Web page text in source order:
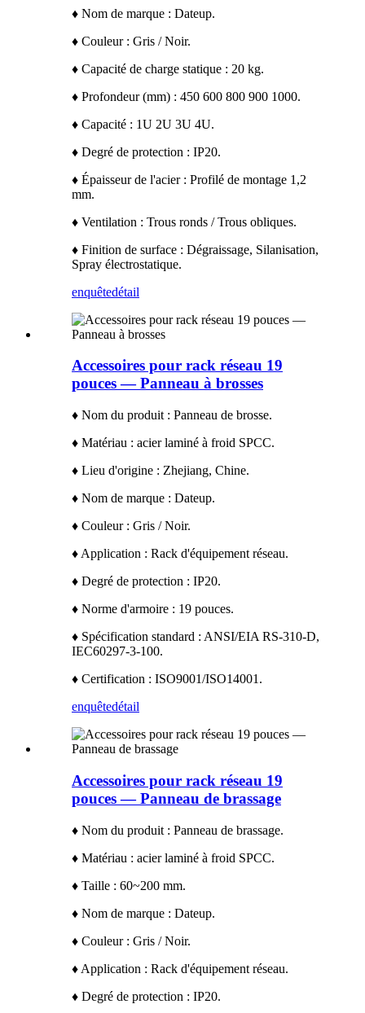
♦ Nom de marque : Dateup.
♦ Couleur : Gris / Noir.
♦ Capacité de charge statique : 20 kg.
♦ Profondeur (mm) : 450 600 800 900 1000.
♦ Capacité : 1U 2U 3U 4U.
♦ Degré de protection : IP20.
♦ Épaisseur de l'acier : Profilé de montage 1,2
mm.
♦ Ventilation : Trous ronds / Trous obliques.
♦ Finition de surface : Dégraissage, Silanisation,
Spray électrostatique.
enquêtedétail
Accessoires pour rack réseau 19
pouces — Panneau à brosses
♦ Nom du produit : Panneau de brosse.
♦ Matériau : acier laminé à froid SPCC.
♦ Lieu d'origine : Zhejiang, Chine.
♦ Nom de marque : Dateup.
♦ Couleur : Gris / Noir.
♦ Application : Rack d'équipement réseau.
♦ Degré de protection : IP20.
♦ Norme d'armoire : 19 pouces.
♦ Spécification standard : ANSI/EIA RS-310-D,
IEC60297-3-100.
♦ Certification : ISO9001/ISO14001.
enquêtedétail
Accessoires pour rack réseau 19
pouces — Panneau de brassage
♦ Nom du produit : Panneau de brassage.
♦ Matériau : acier laminé à froid SPCC.
♦ Taille : 60~200 mm.
♦ Nom de marque : Dateup.
♦ Couleur : Gris / Noir.
♦ Application : Rack d'équipement réseau.
♦ Degré de protection : IP20.